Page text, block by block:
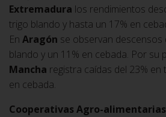
Extremadura los rendimientos
trigo blando y hasta un 17% en
En Aragón se observan descensos
blando y un 11% en cebada. Por su
Mancha registra caídas del 23% en
en cebada.
Cooperativas Agro-alimentarias